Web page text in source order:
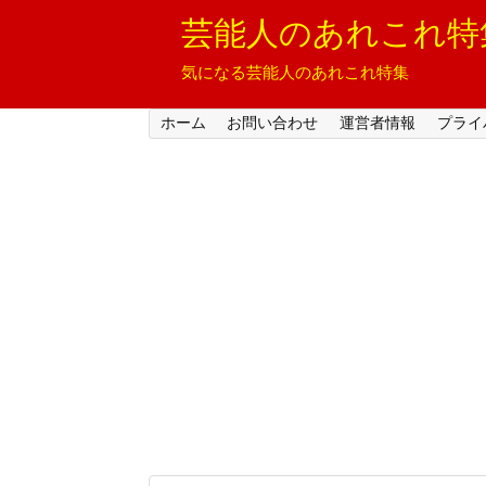
芸能人のあれこれ特
気になる芸能人のあれこれ特集
ホーム お問い合わせ 運営者情報 プラ